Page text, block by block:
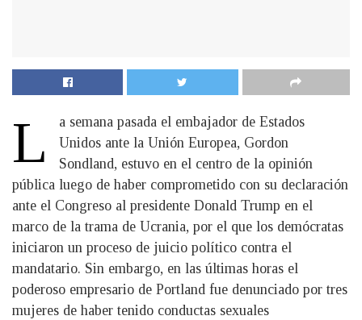
L
a semana pasada el embajador de Estados
Unidos ante la Unión Europea, Gordon
Sondland, estuvo en el centro de la opinión
pública luego de haber comprometido con su declaración
ante el Congreso al presidente Donald Trump en el
marco de la trama de Ucrania, por el que los demócratas
iniciaron un proceso de juicio político contra el
mandatario. Sin embargo, en las últimas horas el
poderoso empresario de Portland fue denunciado por tres
mujeres de haber tenido conductas sexuales